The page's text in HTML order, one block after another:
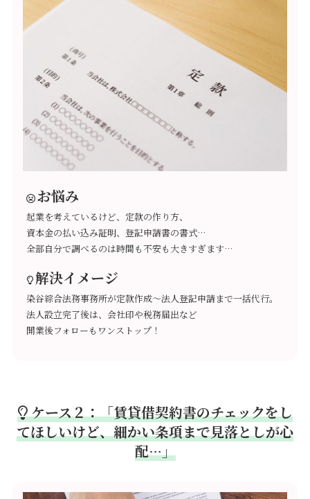
お悩み
起業を考えているけど、定款の作り方、
資本金の払い込み証明、登記申請書の書式…
全部自分で調べるのは時間も不安も大きすぎます…
解決イメージ
染谷綜合法務事務所が定款作成～法人登記申請まで一括代行。
法人設立完了後は、会社印や税務届出など
開業後フォローもワンストップ！
ケース２：「賃貸借契約書のチェックをし
てほしいけど、細かい条項まで見落としが心
配…」